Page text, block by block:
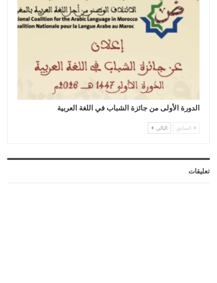
الدورة الأولى من جائزة الشباب في اللغة العربية
السابق التالي
تعليقات